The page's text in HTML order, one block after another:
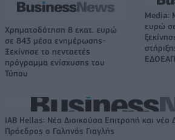
Χρηματοδότηση 8 εκατ. ευρώ
σε 843 μέσα ενημέρωσης-
Ξεκίνησε το πενταετές
πρόγραμμα ενίσχυσης του
Τύπου
Media:
ευρώ
ΕΔΟΕΑΠ
IAB Hellas: Νέα Διοικούσα Επιτροπή και νέο
Πρόεδρος ο Γαληνός Γιαγλής